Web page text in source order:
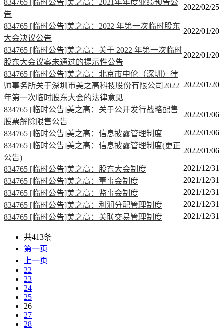
834765 [临时公告]美之高：2021年年度业绩预告公
告
2022/02/25
834765 [临时公告]美之高：2022 年第一次临时股东
大会决议公告
2022/01/20
834765 [临时公告]美之高：关于 2022 年第一次临时
股东大会议案未通过的提示性公告
2022/01/20
834765 [临时公告]美之高：北京市中伦（深圳）律
师事务所关于深圳市美之高科技股份有限公司2022
年第一次临时股东大会的法律意见
2022/01/20
834765 [临时公告]美之高：关于公开发行战略配售
股票解除限售公告
2022/01/06
834765 [临时公告]美之高：信息披露管理制度
2022/01/06
834765 [临时公告]美之高：信息披露管理制度(更正
公告)
2022/01/06
834765 [临时公告]美之高：股东大会制度
2021/12/31
834765 [临时公告]美之高：董事会制度
2021/12/31
834765 [临时公告]美之高：监事会制度
2021/12/31
834765 [临时公告]美之高：利润分配管理制度
2021/12/31
834765 [临时公告]美之高：关联交易管理制度
2021/12/31
共413条
第一页
上一页
22
23
24
25
26
27
28